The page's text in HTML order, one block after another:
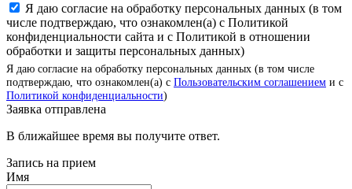
Я даю согласие на обработку персональных данных (в том
числе подтверждаю, что ознакомлен(а) с Политикой
конфиденциальности сайта и с Политикой в отношении
обработки и защиты персональных данных)
Я даю согласие на обработку персональных данных (в том числе
подтверждаю, что ознакомлен(а) с Пользовательским соглашением и с
Политикой конфиденциальности)
Заявка отправлена
В ближайшее время вы получите ответ.
Запись на прием
Имя